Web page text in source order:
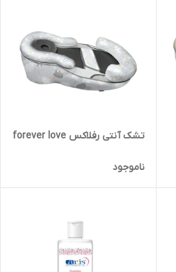
تشک آنتی رفلاکس forever love
ناموجود